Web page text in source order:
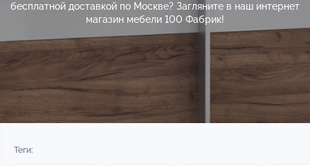
бесплатной доставкой по Москве? Загляните в наш интернет
магазин мебели 100 Фабрик!
Теги: